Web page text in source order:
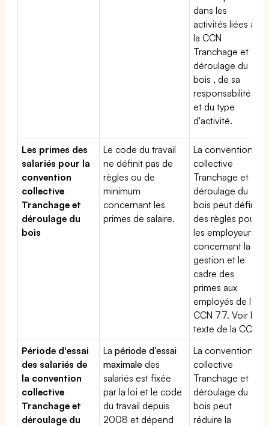
dans les
activités liées à
la CCN
Tranchage et
déroulage du
bois , de sa
responsabilité
et du type
d'activité.
Les primes des
salariés pour la
convention
collective
Tranchage et
déroulage du
bois
Le code du travail
ne définit pas de
règles ou de
minimum
concernant les
primes de salaire.
La convention
collective
Tranchage et
déroulage du
bois peut définir
des règles pour
les employeurs
concernant la
gestion et le
cadre des
primes aux
employés de la
CCN 77. Voir le
texte de la CCN.
Période d'essai
des salariés de
la convention
collective
Tranchage et
déroulage du
Lapériode d'essai
maximale des
salariés est fixée
par la loi et le code
du travail depuis
2008 et dépend
La convention
collective
Tranchage et
déroulage du
bois peut
réduire la